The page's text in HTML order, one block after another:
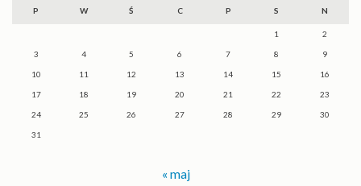
P W Ś C P S N
1 2
3 4 5 6 7 8 9
10 11 12 13 14 15 16
17 18 19 20 21 22 23
24 25 26 27 28 29 30
31
« maj